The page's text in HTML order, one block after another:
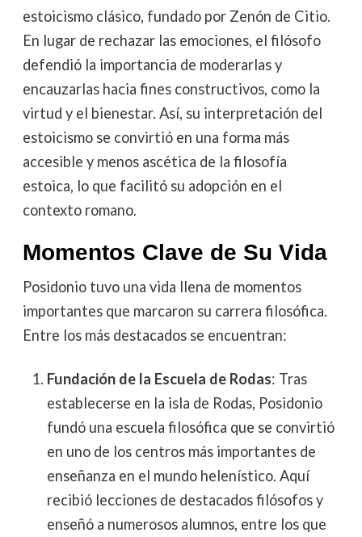
estoicismo clásico, fundado por Zenón de Citio.
En lugar de rechazar las emociones, el filósofo
defendió la importancia de moderarlas y
encauzarlas hacia fines constructivos, como la
virtud y el bienestar. Así, su interpretación del
estoicismo se convirtió en una forma más
accesible y menos ascética de la filosofía
estoica, lo que facilitó su adopción en el
contexto romano.
Momentos Clave de Su Vida
Posidonio tuvo una vida llena de momentos
importantes que marcaron su carrera filosófica.
Entre los más destacados se encuentran:
Fundación de la Escuela de Rodas: Tras
establecerse en la isla de Rodas, Posidonio
fundó una escuela filosófica que se convirtió
en uno de los centros más importantes de
enseñanza en el mundo helenístico. Aquí
recibió lecciones de destacados filósofos y
enseñó a numerosos alumnos, entre los que